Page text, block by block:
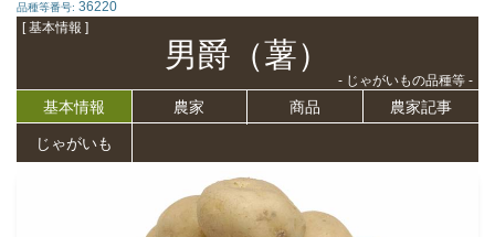
品種等番号: 36220
[ 基本情報 ]
男爵（薯）
- じゃがいもの品種等 -
基本情報 農家 商品 農家記事
じゃがいも